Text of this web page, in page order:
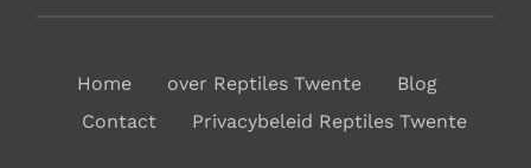
Home over Reptiles Twente
Blog
Contact
Privacybeleid Reptiles Twente